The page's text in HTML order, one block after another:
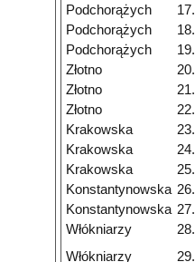
Podchorążych 17.
Podchorążych
18.
Podchorążych
19.
Złotno
20.
Złotno
21.
Złotno
22.
Krakowska
23.
Krakowska
24.
Krakowska
25.
Konstantynowska 26.
Konstantynowska 27.
Włókniarzy
28.
Włókniarzy
29.